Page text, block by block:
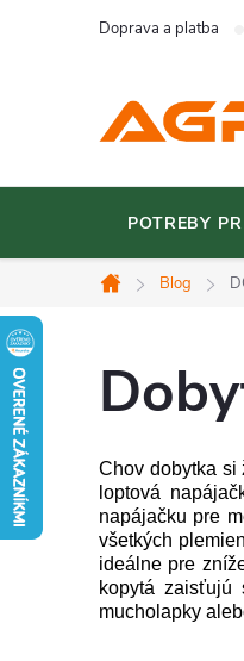
Doprava a platba
POTREBY
Domov
Blog
Chov dobytka si
loptová
napájačku pre
všetkých
ideálne pre
kopytá zaisťujú
mucholapky